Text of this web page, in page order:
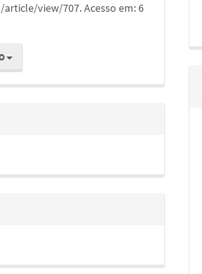
view/707. Acesso em: 6